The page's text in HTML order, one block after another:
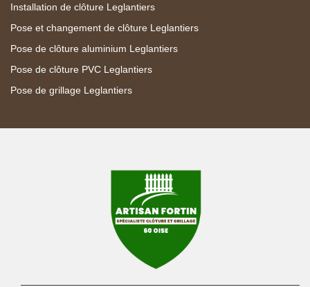
Installation de clôture Leglantiers
Pose et changement de clôture Leglantiers
Pose de clôture aluminium Leglantiers
Pose de clôture PVC Leglantiers
Pose de grillage Leglantiers